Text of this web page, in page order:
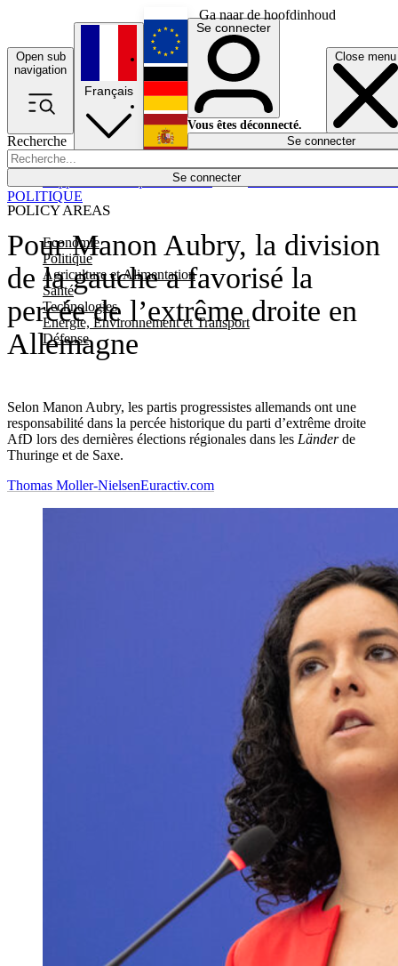
Ga naar de hoofdinhoud
Open sub
navigation
Close menu
Recherche
Se connecter
POLICY AREAS
Economie
Politique
Agriculture et Alimentation
Santé
Technologies
Energie, Environnement et Transport
Défense
Économie
Français
English
Deutsch
Español
Se connecter
Vous êtes déconnecté.
Se connecter
Pour Manon Aubry, la division
de la gauche a favorisé la
percée de l’extrême droite en
Allemagne
Selon Manon Aubry, les partis progressistes allemands ont une
responsabilité dans la percée historique du parti d’extrême droite
AfD lors des dernières élections régionales dans les Länderde
Thuringe et de Saxe.
POLITIQUE
Thomas Moller-NielsenEuractiv.com